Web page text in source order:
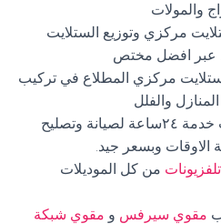
والمولات
مركزي وتوزيع الستلايت
عبر افضل مختص
مركزي المطلاع في تركيب
والفلل
نوفر فني تصليح ستلايت خدمة ٢٤ساعة لصيانة وتصليح
الاوقات وبسعر جيد.
من كل الموديلات
مقوي سيرفس و مقوي شبكة